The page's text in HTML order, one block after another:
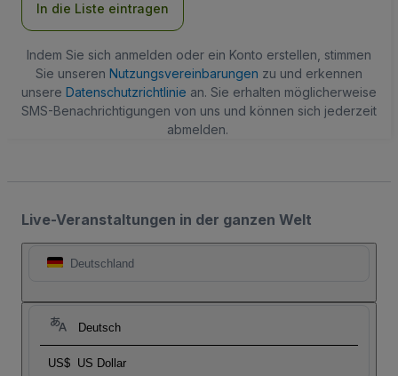
In die Liste eintragen
Indem Sie sich anmelden oder ein Konto erstellen, stimmen
Sie unseren Nutzungsvereinbarungen zu und erkennen
unsere Datenschutzrichtlinie an. Sie erhalten möglicherweise
SMS-Benachrichtigungen von uns und können sich jederzeit
abmelden.
Live-Veranstaltungen in der ganzen Welt
Deutschland
Deutsch
US$ US Dollar